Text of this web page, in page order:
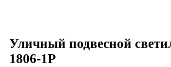
Уличный подвесной
1806-1P